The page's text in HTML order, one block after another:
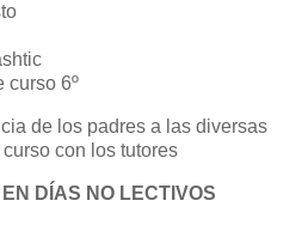
curso 6º
de los padres a las diversas
con los tutores
DÍAS NO LECTIVOS